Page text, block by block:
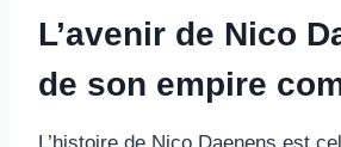
L’avenir de Nico
de son empire
L’histoire de Nico Daenens est